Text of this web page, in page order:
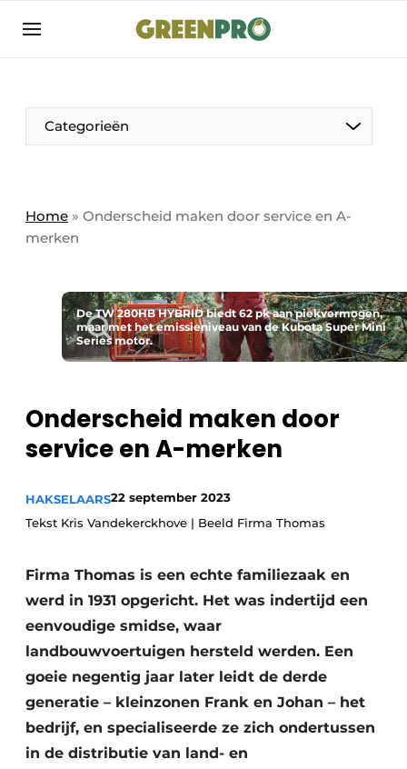
Aanmelden
Bedrijven
Bedrijven
Direct contact
Evenement aanmelden
groenprofessional
Meest gelezen
Nieuwsbrief
Privacy / Cookie statement
Vacature aanmelden
Categorieën
Home » Onderscheid maken door service en A-
merken
De TW 280HB HYBRID biedt 62 pk aan piekvermogen,
maar met het emissieniveau van de Kubota Super Mini
Series motor.
Onderscheid maken door
service en A-merken
HAKSELAARS22 september 2023
Tekst Kris Vandekerckhove | Beeld Firma Thomas
Firma Thomas is een echte familiezaak en
werd in 1931 opgericht. Het was indertijd een
eenvoudige smidse, waar
landbouwvoertuigen hersteld werden. Een
goeie negentig jaar later leidt de derde
generatie – kleinzonen Frank en Johan – het
bedrijf, en specialiseerde ze zich ondertussen
in de distributie van land- en